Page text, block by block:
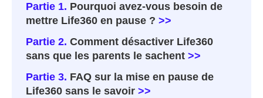
Partie 1. Pourquoi avez-vous besoin de
mettre Life360 en pause ? >>
Partie 2. Comment désactiver Life360
sans que les parents le sachent >>
Partie 3. FAQ sur la mise en pause de
Life360 sans le savoir >>